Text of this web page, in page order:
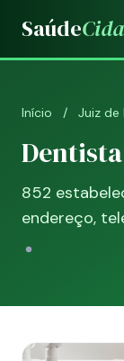
Saúde
Início / Juiz de
852
endereço,